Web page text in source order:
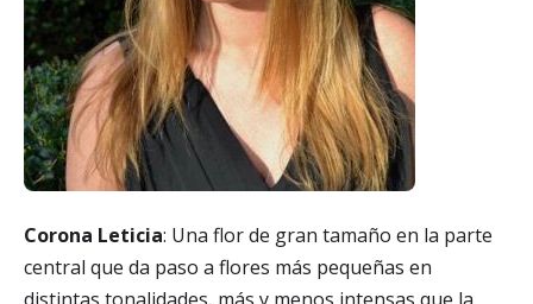
Corona Leticia: Una flor de gran tamaño en la parte
central que da paso a flores más pequeñas en